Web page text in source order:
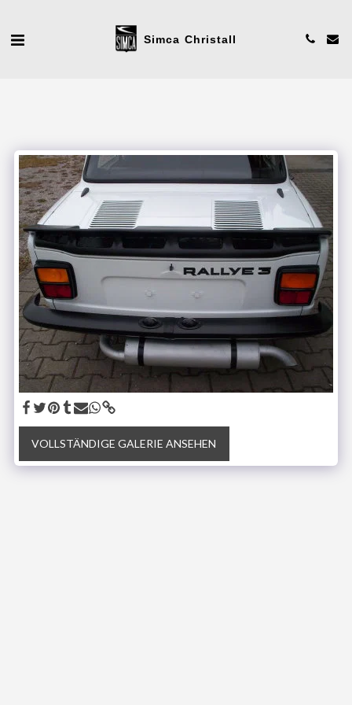
Simca Christall
VOLLSTÄNDIGE GALERIE ANSEHEN